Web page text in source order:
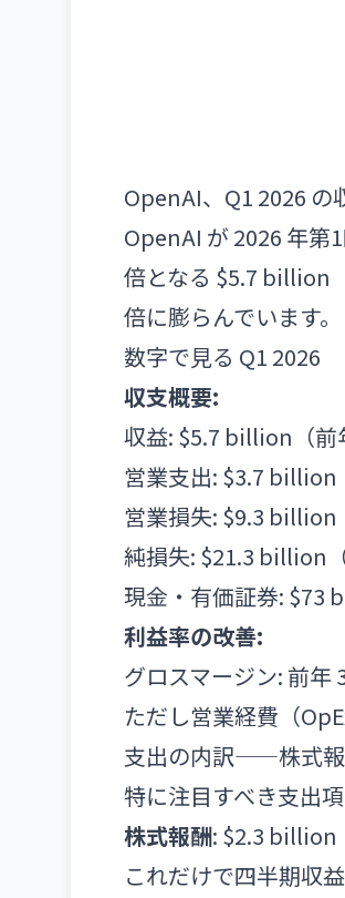
OpenAI、Q1 2026
OpenAI が 2026 年第
倍となる $5.7 billion
倍に膨らんでいます。
数字で見る Q1 2026
収支概要:
収益: $5.7 billion（前
営業支出: $3.7 billion
営業損失: $9.3 billion
純損失: $21.3 billion
現金・有価証券: $73
利益率の改善:
グロスマージン: 前
ただし営業経費（
支出の内訳——株式報
特に注目すべき支出項
株式報酬: $2.3 billion
これだけで四半期収